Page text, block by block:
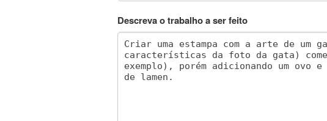
Descreva o trabalho a ser feito